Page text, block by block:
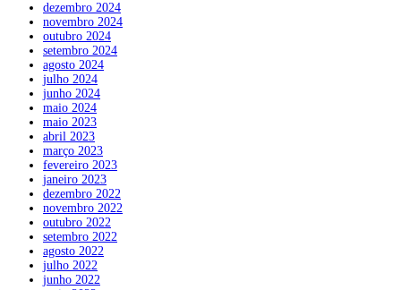
dezembro 2024
novembro 2024
outubro 2024
setembro 2024
agosto 2024
julho 2024
junho 2024
maio 2024
maio 2023
abril 2023
março 2023
fevereiro 2023
janeiro 2023
dezembro 2022
novembro 2022
outubro 2022
setembro 2022
agosto 2022
julho 2022
junho 2022